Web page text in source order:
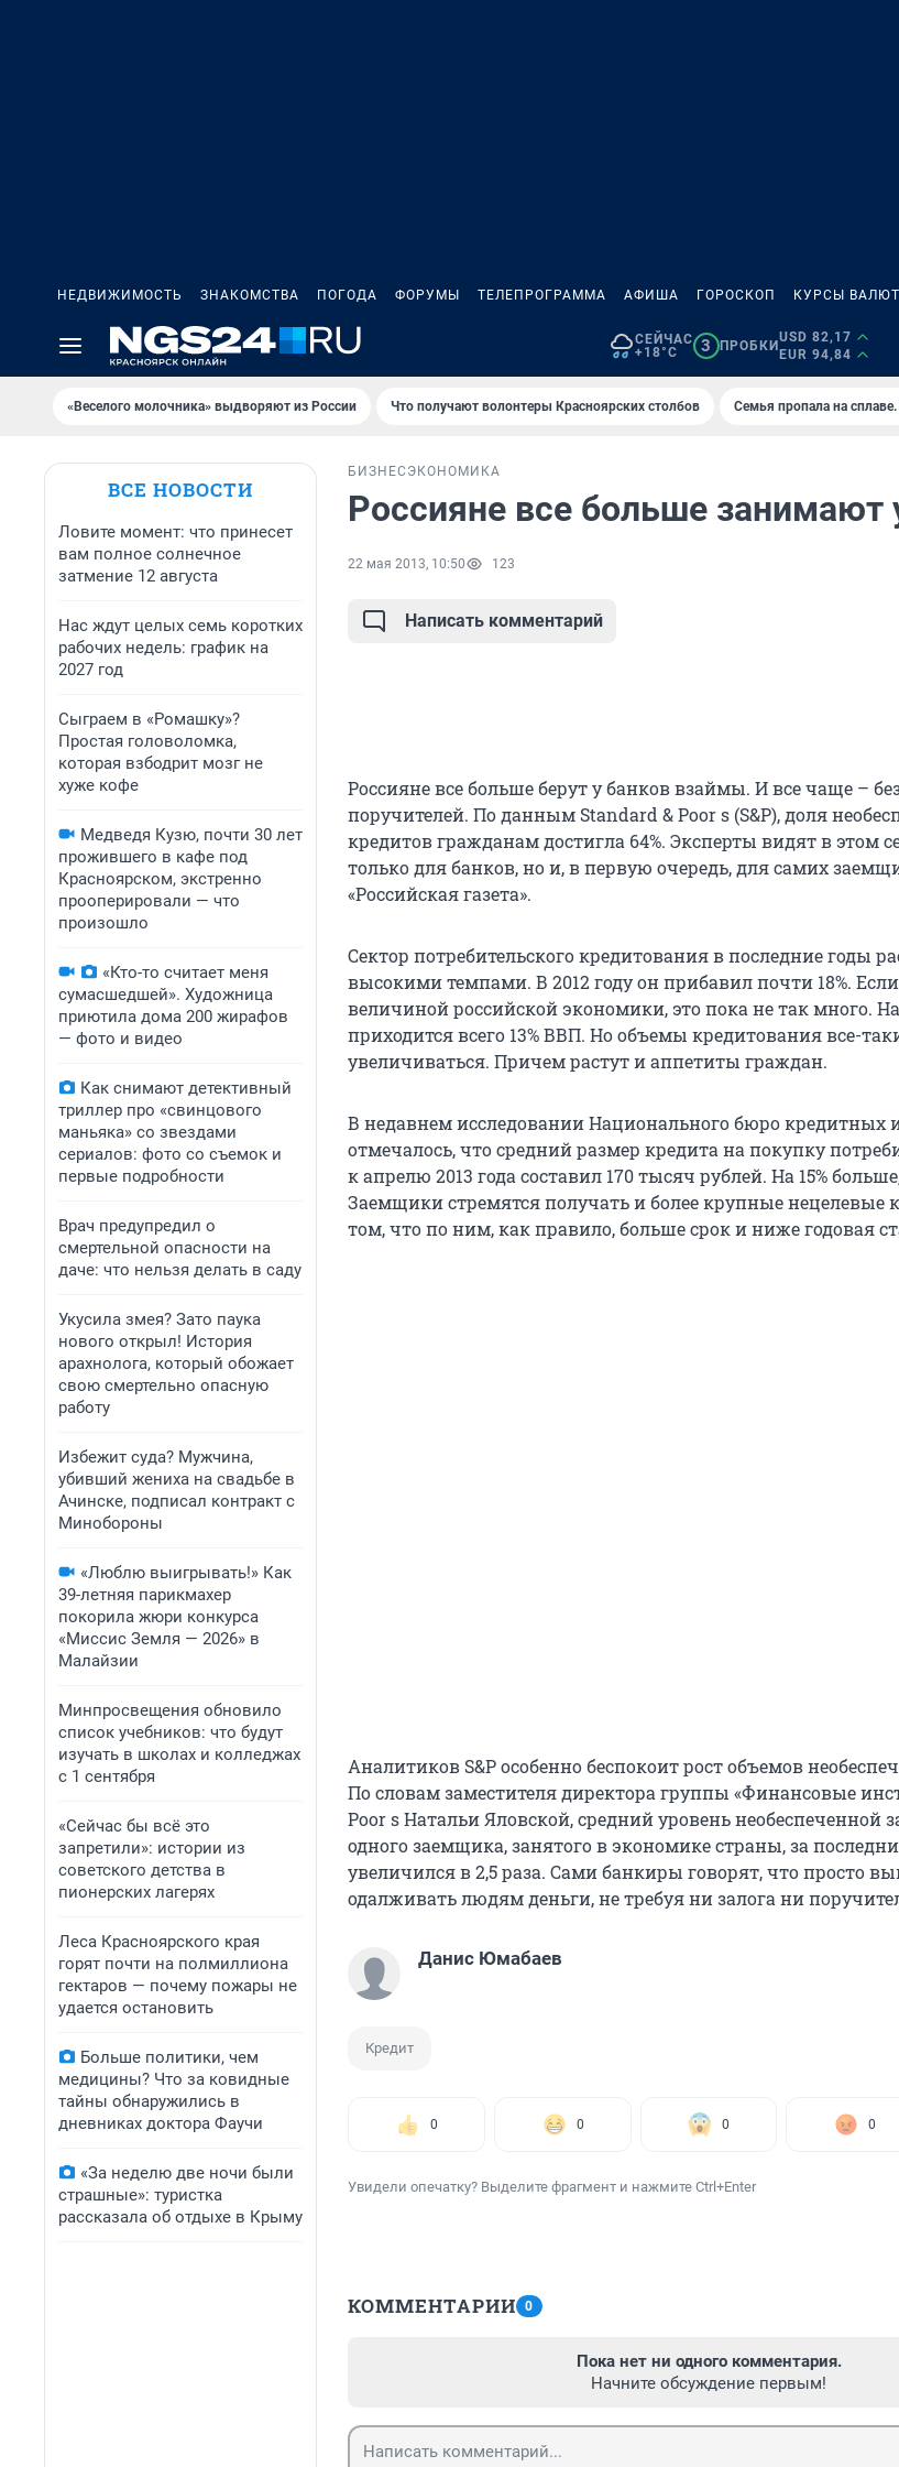
НЕДВИЖИМОСТЬ ЗНАКОМСТВА ПОГОДА ФОРУМЫ ТЕЛЕПРОГРАММА АФИША ГОРОСКОП КУРСЫ ВАЛЮТ
СЕЙЧАС
+18°C
3 ПРОБКИ
USD 82,17
EUR 94,84
«Веселого молочника» выдворяют из России Что получают волонтеры Красноярских столбов Семья пропала на
ВСЕ НОВОСТИ
Ловите момент: что принесет
вам полное солнечное
затмение 12 августа
Нас ждут целых семь коротких
рабочих недель: график на
2027 год
Сыграем в «Ромашку»?
Простая головоломка,
которая взбодрит мозг не
хуже кофе
Медведя Кузю, почти 30 лет
прожившего в кафе под
Красноярском, экстренно
прооперировали — что
произошло
«Кто-то считает меня
сумасшедшей». Художница
приютила дома 200 жирафов
— фото и видео
Как снимают детективный
триллер про «свинцового
маньяка» со звездами
сериалов: фото со съемок и
первые подробности
Врач предупредил о
смертельной опасности на
даче: что нельзя делать в саду
Укусила змея? Зато паука
нового открыл! История
арахнолога, который обожает
свою смертельно опасную
работу
Избежит суда? Мужчина,
убивший жениха на свадьбе в
Ачинске, подписал контракт с
Минобороны
«Люблю выигрывать!» Как
39-летняя парикмахер
покорила жюри конкурса
«Миссис Земля — 2026» в
Малайзии
Минпросвещения обновило
список учебников: что будут
изучать в школах и колледжах
с 1 сентября
«Сейчас бы всё это
запретили»: истории из
советского детства в
пионерских лагерях
Леса Красноярского края
горят почти на полмиллиона
гектаров — почему пожары не
удается остановить
Больше политики, чем
медицины? Что за ковидные
тайны обнаружились в
дневниках доктора Фаучи
«За неделю две ночи были
страшные»: туристка
рассказала об отдыхе в Крыму
БИЗНЕС ЭКОНОМИКА
Россияне все больше занимают
22 мая 2013, 10:50 123
Написать комментарий
Россияне все больше берут у банков взаймы. И все чаще –
поручителей. По данным Standard & Poor s (S&P), доля
кредитов гражданам достигла 64%. Эксперты видят в этом
только для банков, но и, в первую очередь, для самих
«Российская газета».
Сектор потребительского кредитования в последние годы
высокими темпами. В 2012 году он прибавил почти 18%.
величиной российской экономики, это пока не так много.
приходится всего 13% ВВП. Но объемы кредитования все-
увеличиваться. Причем растут и аппетиты граждан.
В недавнем исследовании Национального бюро кредитных
отмечалось, что средний размер кредита на покупку
к апрелю 2013 года составил 170 тысяч рублей. На 15%
Заемщики стремятся получать и более крупные нецелевые
том, что по ним, как правило, больше срок и ниже годовая
Аналитиков S&P особенно беспокоит рост объемов
По словам заместителя директора группы «Финансовые
Poor s Натальи Яловской, средний уровень необеспеченной
одного заемщика, занятого в экономике страны, за
увеличился в 2,5 раза. Сами банкиры говорят, что просто
одалживать людям деньги, не требуя ни залога ни
Данис Юмабаев
Кредит
0 0 0 0
Увидели опечатку? Выделите фрагмент и нажмите Ctrl+Enter
КОММЕНТАРИИ 0
Пока нет ни одного комментария.
Начните обсуждение первым!